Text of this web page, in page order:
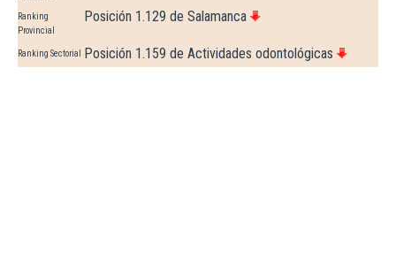
Ranking
Provincial
Posición 1.129 de Salamanca
Ranking Sectorial Posición 1.159 de Actividades odontológicas